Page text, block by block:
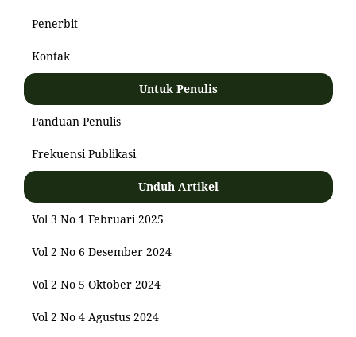
Penerbit
Kontak
Untuk Penulis
Panduan Penulis
Frekuensi Publikasi
Unduh Artikel
Vol 3 No 1 Februari 2025
Vol 2 No 6 Desember 2024
Vol 2 No 5 Oktober 2024
Vol 2 No 4 Agustus 2024